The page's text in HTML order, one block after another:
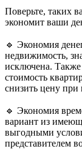
Поверьте, таких
экономит ваши
🔹 Экономия
недвижимость,
исключена. Также
стоимость
снизить цену при
🔹 Экономия
вариант из
выгодными
представителем